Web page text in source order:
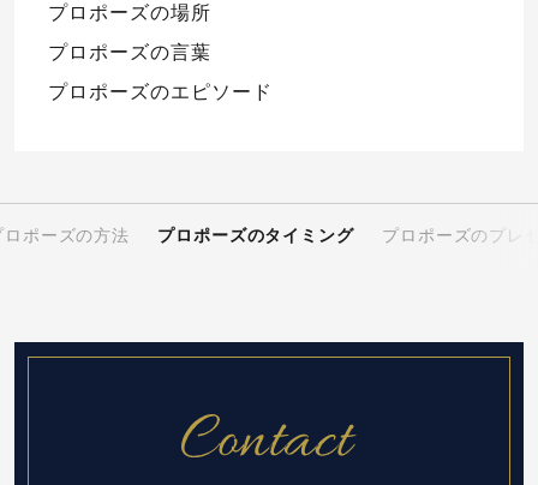
プロポーズの場所
プロポーズの言葉
プロポーズのエピソード
ロポーズの方法 プロポーズのタイミング プロポーズのプレ